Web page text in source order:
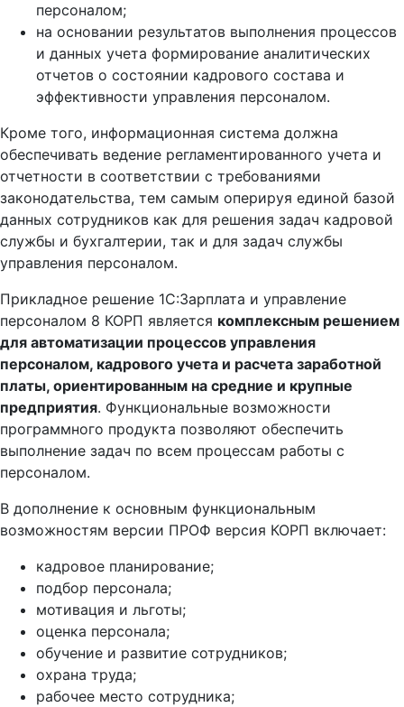
персоналом;
на основании результатов выполнения процессов
и данных учета формирование аналитических
отчетов о состоянии кадрового состава и
эффективности управления персоналом.
Кроме того, информационная система должна
обеспечивать ведение регламентированного учета и
отчетности в соответствии с требованиями
законодательства, тем самым оперируя единой базой
данных сотрудников как для решения задач кадровой
службы и бухгалтерии, так и для задач службы
управления персоналом.
Прикладное решение 1С:Зарплата и управление
персоналом 8 КОРП является комплексным решением
для автоматизации процессов управления
персоналом, кадрового учета и расчета заработной
платы, ориентированным на средние и крупные
предприятия. Функциональные возможности
программного продукта позволяют обеспечить
выполнение задач по всем процессам работы с
персоналом.
В дополнение к основным функциональным
возможностям версии ПРОФ версия КОРП включает:
кадровое планирование;
подбор персонала;
мотивация и льготы;
оценка персонала;
обучение и развитие сотрудников;
охрана труда;
рабочее место сотрудника;